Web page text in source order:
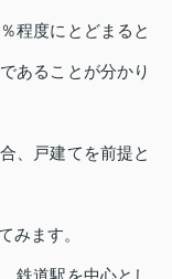
程度にとどまると
あることが分かり
、戸建てを前提と
みます。
鉄道駅を中心とし